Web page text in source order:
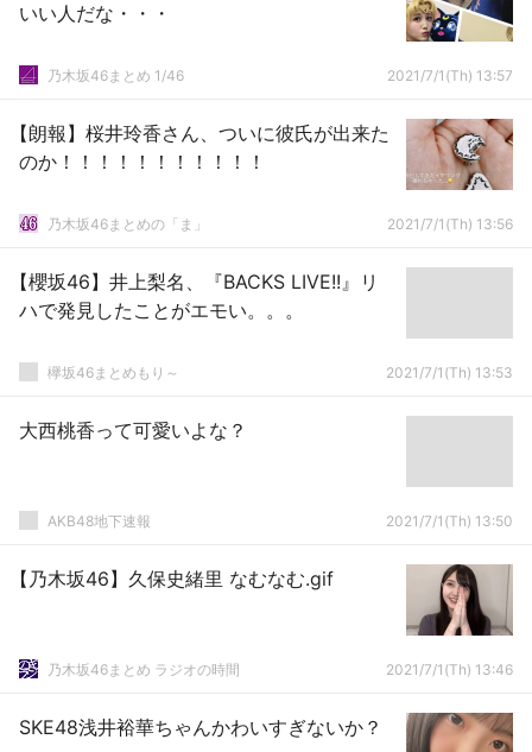
いい人だな・・・
乃木坂46まとめ 1/46 2021/7/1(Th) 13:57
【朗報】桜井玲香さん、ついに彼氏が出来た
のか！！！！！！！！！！！
乃木坂46まとめの「ま」 2021/7/1(Th) 13:56
【櫻坂46】井上梨名、『BACKS LIVE!!』リ
ハで発見したことがエモい。。。
欅坂46まとめもり～ 2021/7/1(Th) 13:53
大西桃香って可愛いよな？
AKB48地下速報 2021/7/1(Th) 13:50
【乃木坂46】久保史緒里 なむなむ.gif
乃木坂46まとめ ラジオの時間 2021/7/1(Th) 13:46
SKE48浅井裕華ちゃんかわいすぎないか？